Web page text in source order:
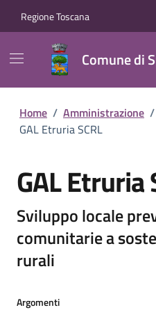
Regione Toscana
Comune di
Home / Amministrazione /
GAL Etruria SCRL
GAL Etruria
Sviluppo locale
comunitarie a
rurali
Argomenti